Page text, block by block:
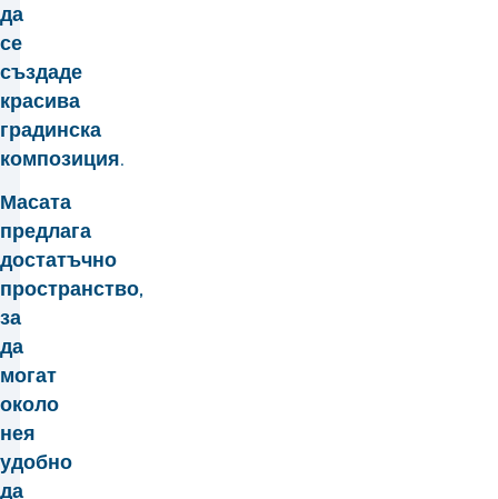
да
се
създаде
красива
градинска
композиция.
Масата
предлага
достатъчно
пространство,
за
да
могат
около
нея
удобно
да